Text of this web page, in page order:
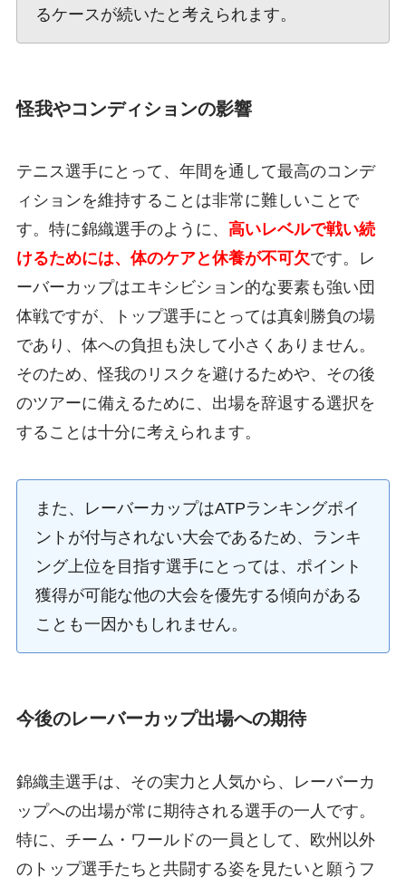
るケースが続いたと考えられます。
怪我やコンディションの影響
テニス選手にとって、年間を通して最高のコンデ
ィションを維持することは非常に難しいことで
す。特に錦織選手のように、 高いレベルで戦い続
けるためには、体のケアと休養が不可欠です。レ
ーバーカップはエキシビション的な要素も強い団
体戦ですが、トップ選手にとっては真剣勝負の場
であり、体への負担も決して小さくありません。
そのため、怪我のリスクを避けるためや、その後
のツアーに備えるために、出場を辞退する選択を
することは十分に考えられます。
また、レーバーカップはATPランキングポイ
ントが付与されない大会であるため、ランキ
ング上位を目指す選手にとっては、ポイント
獲得が可能な他の大会を優先する傾向がある
ことも一因かもしれません。
今後のレーバーカップ出場への期待
錦織圭選手は、その実力と人気から、レーバーカ
ップへの出場が常に期待される選手の一人です。
特に、チーム・ワールドの一員として、欧州以外
のトップ選手たちと共闘する姿を見たいと願うフ